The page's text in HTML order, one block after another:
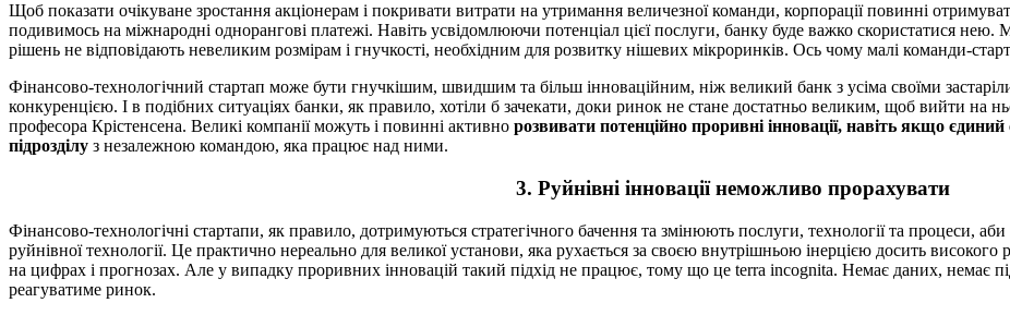
Щоб показати очікуване зростання акціонерам і покривати витрати на утримання величезної команди, корпорації повинні
подивимось на міжнародні однорангові платежі. Навіть усвідомлюючи потенціал цієї послуги, банку буде важко скористатися
рішень не відповідають невеликим розмірам і гнучкості, необхідним для розвитку нішевих мікроринків. Ось чому малі команди-
Фінансово-технологічний стартап може бути гнучкішим, швидшим та більш інноваційним, ніж великий банк з усіма своїми
конкуренцією. І в подібних ситуаціях банки, як правило, хотіли б зачекати, доки ринок не стане достатньо великим, щоб вийти на
професора Крістенсена. Великі компанії можуть і повинні активно розвивати потенційно проривні інновації, навіть якщо
підрозділу з незалежною командою, яка працює над ними.
3. Руйнівні інновації неможливо прорахувати
Фінансово-технологічні стартапи, як правило, дотримуються стратегічного бачення та змінюють послуги, технології та процеси,
руйнівної технології. Це практично нереально для великої установи, яка рухається за своєю внутрішньою інерцією досить високого
на цифрах і прогнозах. Але у випадку проривних інновацій такий підхід не працює, тому що це terra incognita. Немає даних, немає
реагуватиме ринок.